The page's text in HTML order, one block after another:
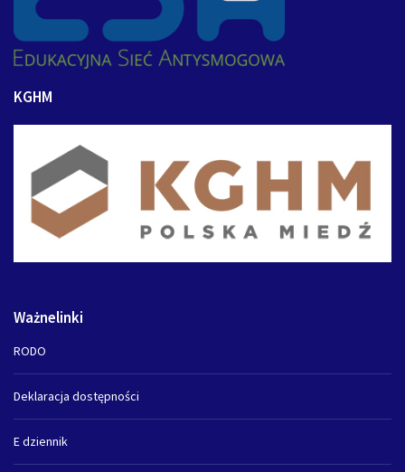
KGHM
Ważnelinki
RODO
Deklaracja dostępności
E dziennik